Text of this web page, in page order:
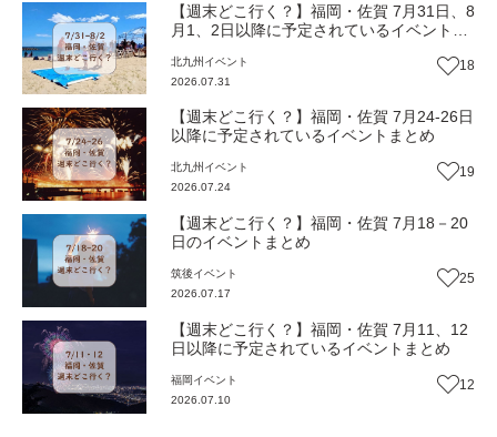
【週末どこ行く？】福岡・佐賀 7月31日、8
月1、2日以降に予定されているイベントま
北九州 イベント
2026.07.31
18
【週末どこ行く？】福岡・佐賀 7月24-26日
以降に予定されているイベントまとめ
北九州 イベント
2026.07.24
19
【週末どこ行く？】福岡・佐賀 7月18－20
日のイベントまとめ
筑後イベント
2026.07.17
25
【週末どこ行く？】福岡・佐賀 7月11、12
日以降に予定されているイベントまとめ
福岡 イベント
2026.07.10
12